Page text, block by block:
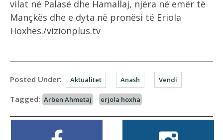
vilat në Palasë dhe Hamallaj, njëra në emër të
Mançkës dhe e dyta në pronësi të Eriola
Hoxhës./vizionplus.tv
Posted Under: Aktualitet Anash Vendi
Tagged: Arben Ahmetaj erjola hoxha